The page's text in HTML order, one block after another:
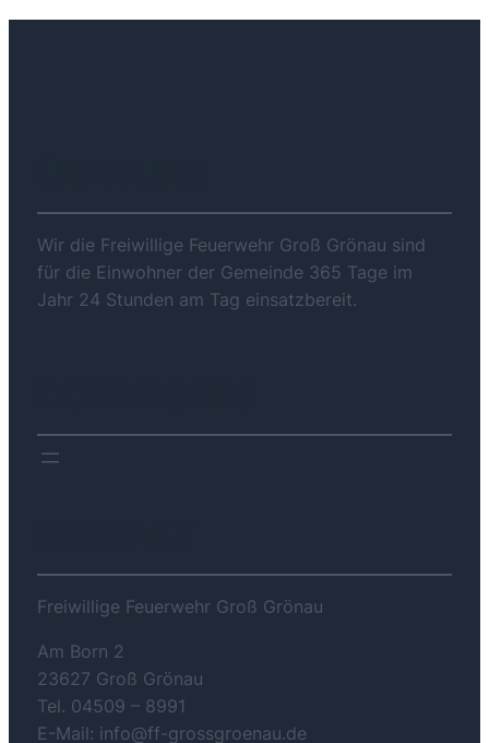
Wir die Freiwillige Feuerwehr Groß Grönau sind
für die Einwohner der Gemeinde 365 Tage im
Jahr 24 Stunden am Tag einsatzbereit.
Freiwillige Feuerwehr Groß Grönau
Am Born 2
23627 Groß Grönau
Tel. 04509 – 8991
E-Mail: info@ff-grossgroenau.de